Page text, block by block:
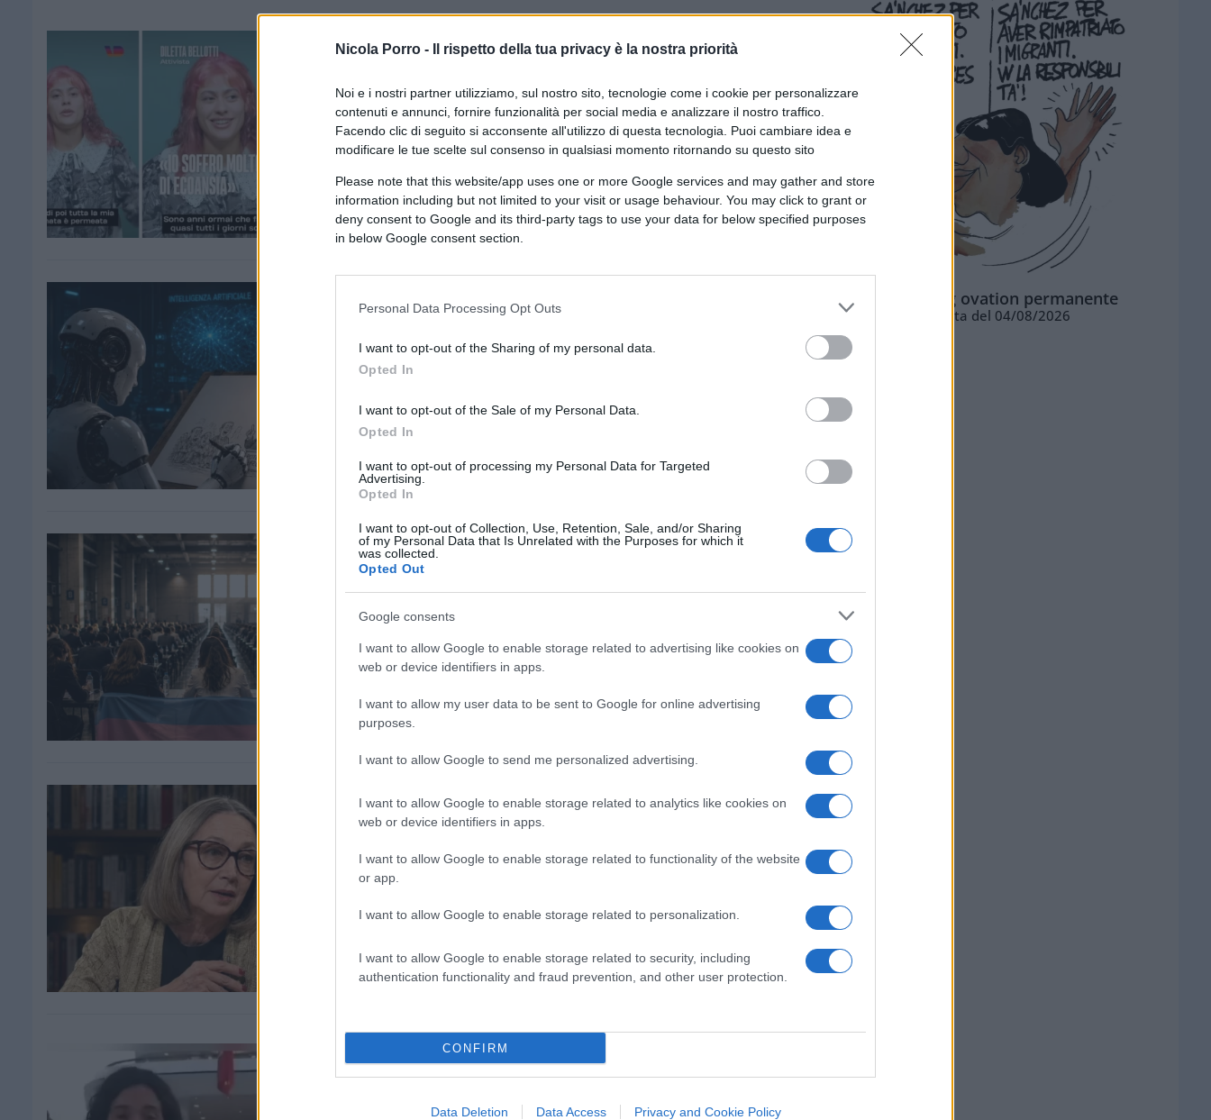
Nicola Porro - Il rispetto della tua privacy è la nostra priorità
Noi e i nostri partner utilizziamo, sul nostro sito, tecnologie come i cookie per personalizzare
contenuti e annunci, fornire funzionalità per social media e analizzare il nostro traffico.
Facendo clic di seguito si acconsente all'utilizzo di questa tecnologia. Puoi cambiare idea e
modificare le tue scelte sul consenso in qualsiasi momento ritornando su questo sito
Please note that this website/app uses one or more Google services and may gather and store
information including but not limited to your visit or usage behaviour. You may click to grant or
deny consent to Google and its third-party tags to use your data for below specified purposes
in below Google consent section.
Personal Data Processing Opt Outs
I want to opt-out of the Sharing of my personal data.
Opted In
I want to opt-out of the Sale of my Personal Data.
Opted In
I want to opt-out of processing my Personal Data for Targeted
Advertising.
Opted In
I want to opt-out of Collection, Use, Retention, Sale, and/or Sharing
of my Personal Data that Is Unrelated with the Purposes for which it
was collected.
Opted Out
Google consents
I want to allow Google to enable storage related to advertising like cookies on
web or device identifiers in apps.
I want to allow my user data to be sent to Google for online advertising
purposes.
I want to allow Google to send me personalized advertising.
I want to allow Google to enable storage related to analytics like cookies on
web or device identifiers in apps.
I want to allow Google to enable storage related to functionality of the website
or app.
I want to allow Google to enable storage related to personalization.
I want to allow Google to enable storage related to security, including
authentication functionality and fraud prevention, and other user protection.
CONFIRM
Data Deletion Data Access Privacy and Cookie Policy
Questa qui dice di soffrire di
diMax Del Papa
8 Luglio 2026, 17:00
8.2k
diBeppe Fantin
Non ci crederete: nel bando
pubblico arriva la quota trans
di Francesco Catera
30 Giugno 2026, 15:00
8.9k
Tanti auguri a Oriana Fallaci, che
ci aveva avvertito sull’islam
diSalvatore Di Bartolo
30 Giugno 2026, 8:30
6.2k
Ipocrisia portami via: la
giustiziera dei ricchi ora va in
yacht di lusso
La standing ovation permanente
Vignetta del 04/08/2026